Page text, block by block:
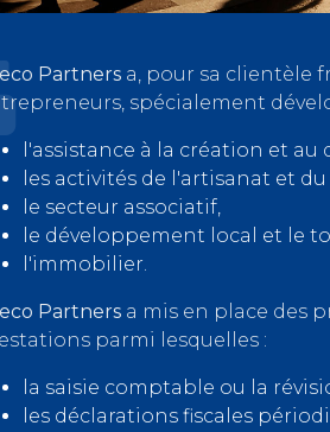
Partners a, pour sa clientèle
spécialement
l'assistance à la création et
les activités de l'artisanat et
le secteur associatif,
le développement local et le
l'immobilier.
Partners a mis en place des
parmi lesquelles :
la saisie comptable ou la
les déclarations fiscales